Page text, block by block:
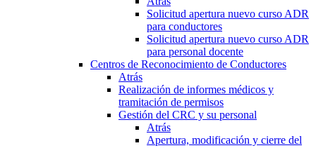
Solicitud apertura nuevo curso ADR
para conductores
Solicitud apertura nuevo curso ADR
para personal docente
Centros de Reconocimiento de Conductores
Atrás
Realización de informes médicos y
tramitación de permisos
Gestión del CRC y su personal
Atrás
Apertura, modificación y cierre del